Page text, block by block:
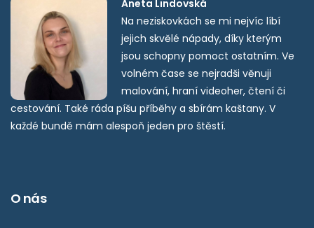
Aneta Lindovská
Na neziskovkách se mi nejvíc líbí
jejich skvělé nápady, díky kterým
jsou schopny pomoct ostatním. Ve
volném čase se nejradši věnuji
malování, hraní videoher, čtení či
cestování. Také ráda píšu příběhy a sbírám kaštany. V
každé bundě mám alespoň jeden pro štěstí.
O nás